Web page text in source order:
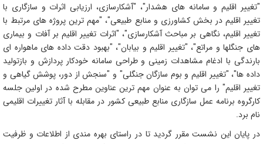
"تغییر اقلیم و سامانه های هشدار"، "آشکارسازی، ارزیابی اثرات و سازگاری با
تغییر اقلیم در بخش کشاورزی و منابع طبیعی"، "مهم ترین پروژه های مرتبط با
تغییر اقلیم، نگاهی بر مباحث آشکارسازی"، "اثرات تغییر اقلیم بر آفات و بیماری
های جنگلها و مراتع"، "تغییر اقلیم و بیابان"، "بهبود دقت داده های ماهواره ای
بارندگی با ادغام مشاهدات زمینی و طراحی سامانه خودکار پردازش و بازتولید
داده ها"، "تغییر اقلیم و بوم سازگان جنگلی" و "سنجش از دور، پوشش گیاهی و
تغییر اقلیم" را می توان به عنوان مهم ترین عناوین مطرح شده در اولین جلسه
کارگروه برنامه عمل سازگاری منابع طبیعی کشور در مقابله با آثار تغییرات اقلیمی
نام برد.
در پایان این نشست مقرر گردید تا در راستای بهره مندی از اطلاعات و ظرفیت